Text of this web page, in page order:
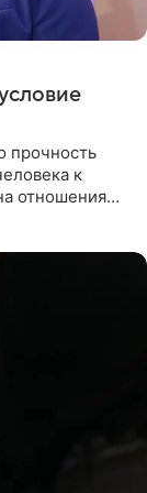
прочность
к
отношения